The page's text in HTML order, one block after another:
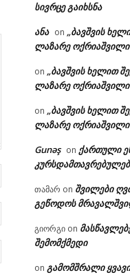
სახელი:
ელ.ფოსტა:
Website:
სივრცე გაიხსნა
ანა on „ბავშვის
ლაზარე ოქრიაშვილი
on „ბავშვის ხელით
ლაზარე ოქრიაშვილი
on „ბავშვის ხელით
ლაზარე ოქრიაშვილი
Gunəş on ქართული
თამარ on შვილები
გეწოდოს
გიორგი on
შემომქმედი
on გამომშრალი